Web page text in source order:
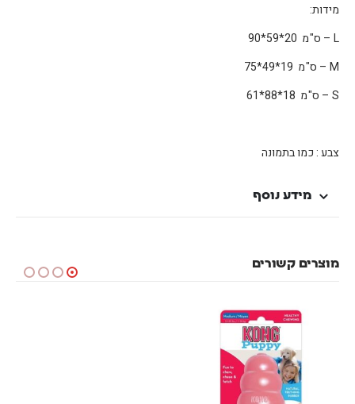
מידות:
L – ס"מ 20*59*90
M – ס"מ 19*49*75
S – ס"מ 18*88*61
צבע : כמו בתמונה
מידע נוסף
מוצרים קשורים